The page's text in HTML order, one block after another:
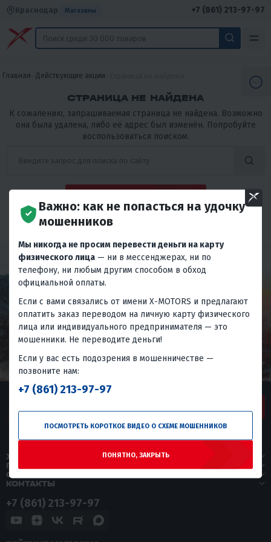
Краснодар Магазины +7 (861) 213-97-97
Главная Действующие акции
СТРАНИЦА НЕ НАЙДЕНА
К сожалению, запрашиваемая страница не найдена. Возможно
она была удалена, либо её адрес был изменён. Попробуйте
воспользоваться поиском.
X-MOTORS
ПОКУПАТЕЛЯМ
СЕРВИС
КОНТАКТЫ
+7 (861) 213-97-97
Важно: как не попасться на удочку
мошенников
Мы никогда не просим перевести деньги на карту
физического лица — ни в мессенджерах, ни по
телефону, ни любым другим способом в обход
официальной оплаты.
Если с вами связались от имени X-MOTORS и предлагают
оплатить заказ переводом на личную карту физического
лица или индивидуального предпринимателя — это
мошенники. Не переводите деньги!
Если у вас есть подозрения в мошенничестве —
позвоните нам:
+7 (861) 213-97-97
ПОСМОТРЕТЬ КОРОТКОЕ ВИДЕО О СХЕМЕ МОШЕННИКОВ
ПОНЯТНО, ЗАКРЫТЬ